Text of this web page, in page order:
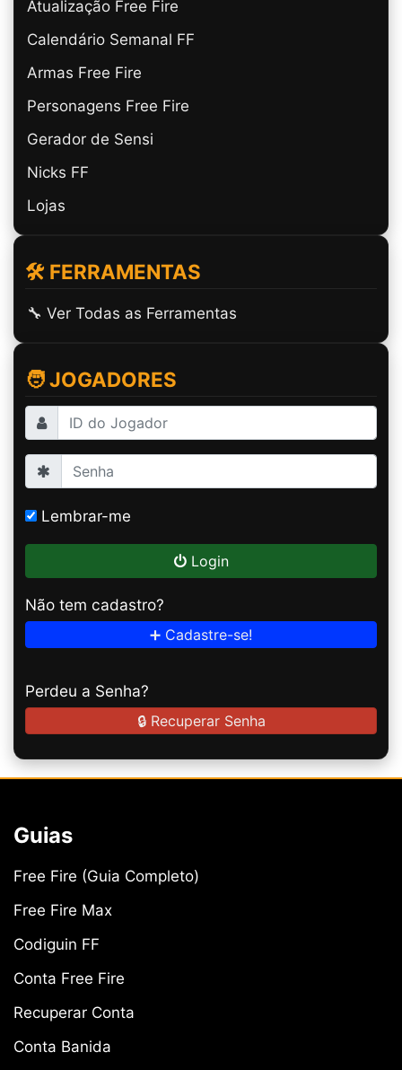
Atualização Free Fire
Calendário Semanal FF
Armas Free Fire
Personagens Free Fire
Gerador de Sensi
Nicks FF
Lojas
🛠️ FERRAMENTAS
🔧 Ver Todas as Ferramentas
🧑 JOGADORES
Lembrar-me
Login
Não tem cadastro?
➕ Cadastre-se!
Perdeu a Senha?
🔒 Recuperar Senha
Guias
Free Fire (Guia Completo)
Free Fire Max
Codiguin FF
Conta Free Fire
Recuperar Conta
Conta Banida